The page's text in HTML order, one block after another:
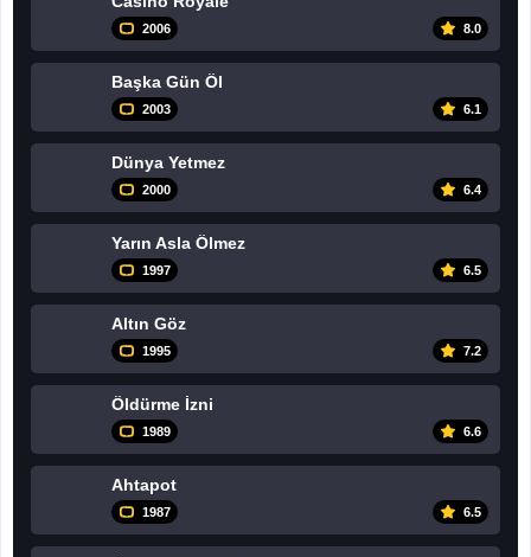
2006 8.0
Başka Gün Öl
2003 6.1
Dünya Yetmez
2000 6.4
Yarın Asla Ölmez
1997 6.5
Altın Göz
1995 7.2
Öldürme İzni
1989 6.6
Ahtapot
1987 6.5